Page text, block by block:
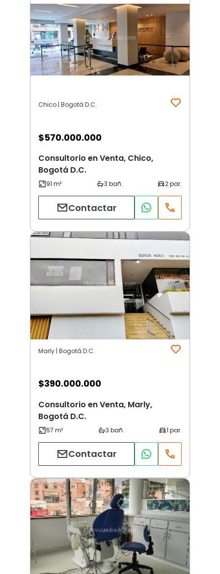
Chico | Bogotá D.C.
$570.000.000
Consultorio en Venta, Chico,
Bogotá D.C.
Contactar
Marly | Bogotá D.C.
$390.000.000
Consultorio en Venta, Marly,
Bogotá D.C.
Contactar